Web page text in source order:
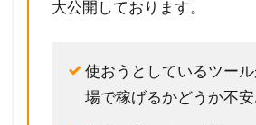
大公開しております。
使おうとしているツー
場で稼げるかどうか不安